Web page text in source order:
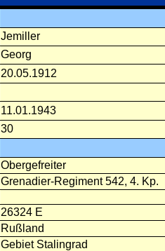
Jemiller
Georg
20.05.1912
11.01.1943
30
Obergefreiter
Grenadier-Regiment 542, 4. Kp.
26324 E
Rußland
Gebiet Stalingrad